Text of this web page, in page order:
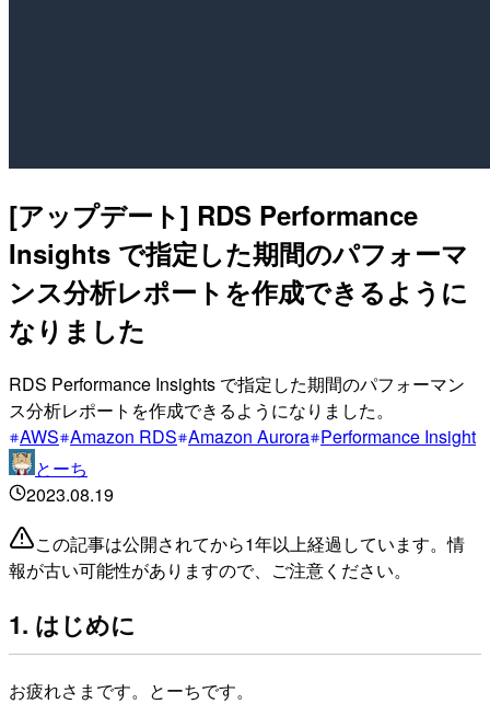
[アップデート] RDS Performance
Insights で指定した期間のパフォーマ
ンス分析レポートを作成できるように
なりました
RDS Performance Insights で指定した期間のパフォーマン
ス分析レポートを作成できるようになりました。
AWS Amazon RDS Amazon Aurora Performance Insight
とーち
2023.08.19
この記事は公開されてから1年以上経過しています。情
報が古い可能性がありますので、ご注意ください。
1. はじめに
お疲れさまです。とーちです。